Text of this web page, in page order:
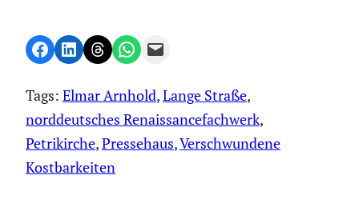
Share on Facebook
Share on LinkedIn
Share on Threads
Share on WhatsApp
Email this Page
Tags: Elmar Arnhold, Lange Straße
norddeutsches Renaissancefachwerk
Petrikirche, Pressehaus, Verschwundene
Kostbarkeiten